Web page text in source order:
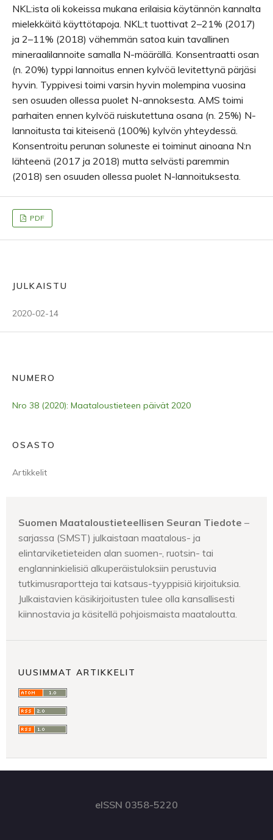
NKL:ista oli kokeissa mukana erilaisia käytännön kannalta
mielekkäitä käyttötapoja. NKL:t tuottivat 2–21% (2017)
ja 2–11% (2018) vähemmän satoa kuin tavallinen
mineraalilannoite samalla N-määrällä. Konsentraatti osan
(n. 20%) typpi lannoitus ennen kylvöä levitettynä pärjäsi
hyvin. Typpivesi toimi varsin hyvin molempina vuosina
sen osuuden ollessa puolet N-annoksesta. AMS toimi
parhaiten ennen kylvöä ruiskutettuna osana (n. 25%) N-
lannoitusta tai kiteisenä (100%) kylvön yhteydessä.
Konsentroitu perunan soluneste ei toiminut ainoana N:n
lähteenä (2017 ja 2018) mutta selvästi paremmin
(2018) sen osuuden ollessa puolet N-lannoituksesta.
PDF
JULKAISTU
2020-02-14
NUMERO
Nro 38 (2020): Maataloustieteen päivät 2020
OSASTO
Artikkelit
Suomen Maataloustieteellisen Seuran Tiedote –
sarjassa (SMST) julkaistaan maatalous- ja
elintarviketieteiden alan suomen-, ruotsin- tai
englanninkielisiä alkuperäistuloksiin perustuvia
tutkimusraportteja tai katsaus-tyyppisiä kirjoituksia.
Julkaistavien käsikirjoitusten tulee olla kansallisesti
kiinnostavia ja käsitellä pohjoismaista maataloutta.
UUSIMMAT ARTIKKELIT
eISSN 0358-5220